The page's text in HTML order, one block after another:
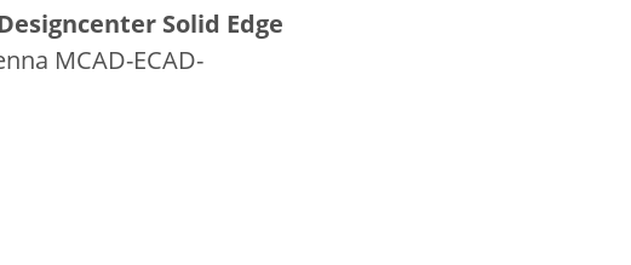
Solid Edge
MCAD-ECAD-